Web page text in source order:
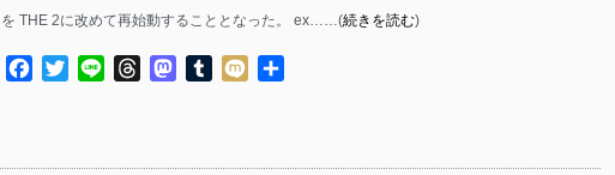
を THE 2に改めて再始動することとなった。 ex……(続きを読む)
Facebook
TwitterLine ThreadsMastodon
TumblrMixi